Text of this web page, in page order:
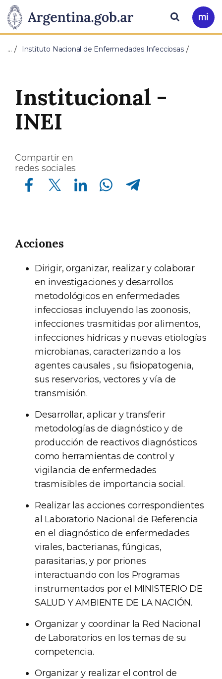
Presidencia
de
Nación
Pasar al contenido principal
Ir
a
Buscar
… Instituto Nacional de Enfermedades Infecciosas
Institucional -
INEI
Compartir en
redes sociales
Compartir en Facebook Compartir en Twitter Compartir en Linkedin Compartir en Whatsapp Compartir en Telegram
Acciones
Dirigir, organizar, realizar y colaborar
en investigaciones y desarrollos
metodológicos en enfermedades
infecciosas incluyendo las zoonosis,
infecciones trasmitidas por alimentos,
infecciones hídricas y nuevas etiologías
microbianas, caracterizando a los
agentes causales , su fisiopatogenia,
sus reservorios, vectores y vía de
transmisión.
Desarrollar, aplicar y transferir
metodologías de diagnóstico y de
producción de reactivos diagnósticos
como herramientas de control y
vigilancia de enfermedades
trasmisibles de importancia social.
Realizar las acciones correspondientes
al Laboratorio Nacional de Referencia
en el diagnóstico de enfermedades
virales, bacterianas, fúngicas,
parasitarias, y por priones
interactuando con los Programas
instrumentados por el MINISTERIO DE
SALUD Y AMBIENTE DE LA NACIÓN.
Organizar y coordinar la Red Nacional
de Laboratorios en los temas de su
competencia.
Organizar y realizar el control de